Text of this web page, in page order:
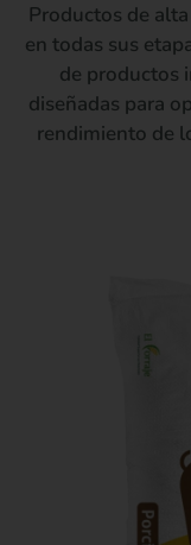
Productos de
en todas sus
de productos
diseñadas para
rendimiento de